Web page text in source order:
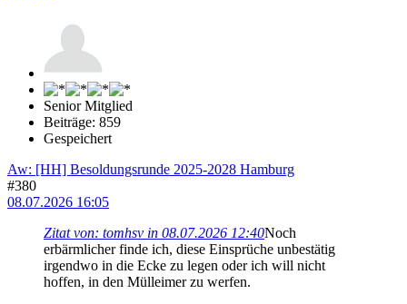
Senior Mitglied
Beiträge: 859
Gespeichert
Aw: [HH] Besoldungsrunde 2025-2028 Hamburg
#380
08.07.2026 16:05
Zitat von: tomhsv in 08.07.2026 12:40Noch
erbärmlicher finde ich, diese Einsprüche unbestätig
irgendwo in die Ecke zu legen oder ich will nicht
hoffen, in den Mülleimer zu werfen.